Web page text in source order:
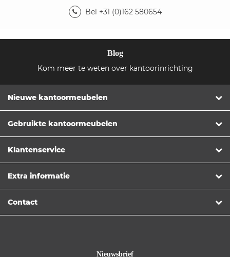
Bel +31 (0)162 580654
Blog
Kom meer te weten over kantoorinrichting
Nieuwe kantoormeubelen
Gebruikte kantoormeubelen
Klantenservice
Extra informatie
Contact
Nieuwsbrief